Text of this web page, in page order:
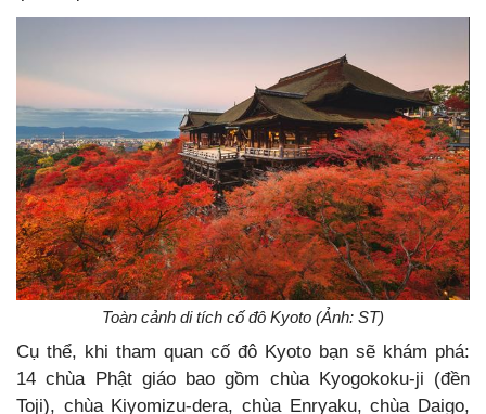
Toàn cảnh di tích cố đô Kyoto (Ảnh: ST)
Cụ thể, khi tham quan cố đô Kyoto bạn sẽ khám phá:
14 chùa Phật giáo bao gồm chùa Kyogokoku-ji (đền
Toji), chùa Kiyomizu-dera, chùa Enryaku, chùa Daigo,